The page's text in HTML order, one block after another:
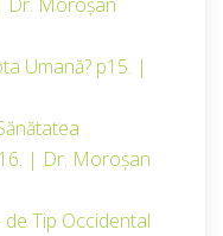
Umană? p15. |
| Dr. Moroșan
Tip Occidental